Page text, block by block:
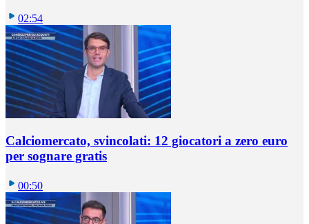
02:54
Calciomercato, svincolati: 12 giocatori a zero euro
per sognare gratis
00:50